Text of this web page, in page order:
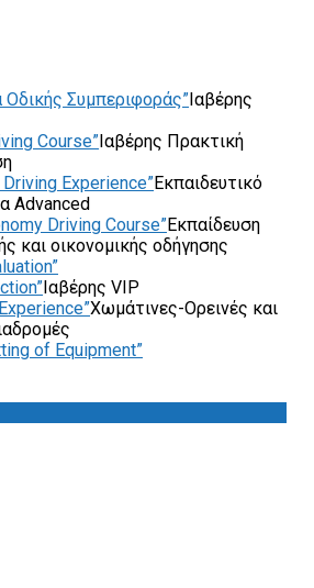
Οδικής Συμπεριφοράς”Ιαβέρης
Course”Ιαβέρης Πρακτική
Driving Experience”Εκπαιδευτικό
Advanced
Driving Course”Εκπαίδευση
και οικονομικής οδήγησης
Ιαβέρης VIP
Χωμάτινες-Ορεινές και
of Equipment”